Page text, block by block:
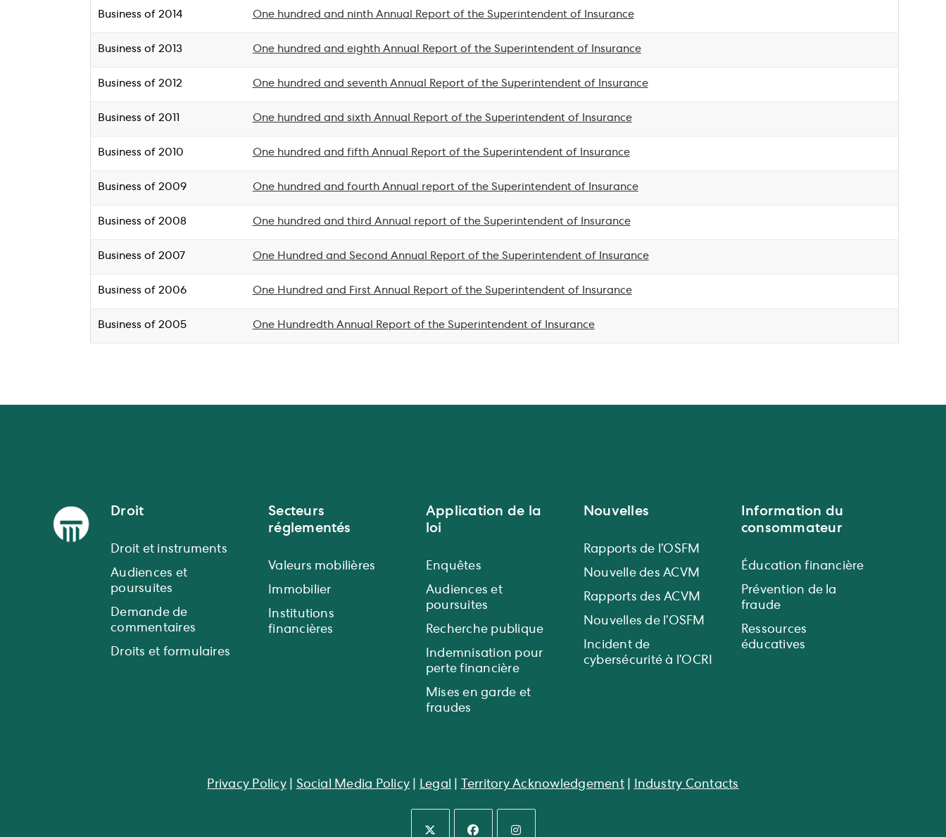
Business of 2014 One hundred and ninth Annual Report of the Superintendent of Insurance
Business of 2013 One hundred and eighth Annual Report of the Superintendent of Insurance
Business of 2012 One hundred and seventh Annual Report of the Superintendent of Insurance
Business of 2011 One hundred and sixth Annual Report of the Superintendent of Insurance
Business of 2010 One hundred and fifth Annual Report of the Superintendent of Insurance
Business of 2009 One hundred and fourth Annual report of the Superintendent of Insurance
Business of 2008 One hundred and third Annual report of the Superintendent of Insurance
Business of 2007 One Hundred and Second Annual Report of the Superintendent of Insurance
Business of 2006 One Hundred and First Annual Report of the Superintendent of Insurance
Business of 2005 One Hundredth Annual Report of the Superintendent of Insurance
Droit
Droit et instruments
Audiences et
poursuites
Demande de
commentaires
Droits et formulaires
Secteurs
réglementés
Valeurs mobilières
Immobilier
Institutions
financières
Application de la
loi
Enquêtes
Audiences et
poursuites
Recherche publique
Indemnisation pour
perte financière
Mises en garde et
fraudes
Nouvelles
Rapports de l’OSFM
Nouvelle des ACVM
Rapports des ACVM
Nouvelles de l’OSFM
Incident de
cybersécurité à l’OCRI
Information du
consommateur
Éducation financière
Prévention de la
fraude
Ressources
éducatives
Privacy Policy| Social Media Policy Legal Territory Acknowledgement| Industry Contacts